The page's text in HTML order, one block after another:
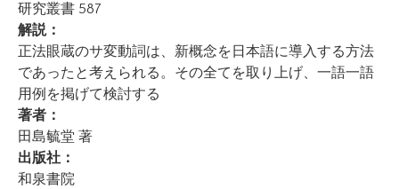
研究叢書 587
解説：
正法眼蔵のサ変動詞は、新概念を日本語に導入する方法
であったと考えられる。その全てを取り上げ、一語一語
用例を掲げて検討する
著者：
田島毓堂 著
出版社：
和泉書院